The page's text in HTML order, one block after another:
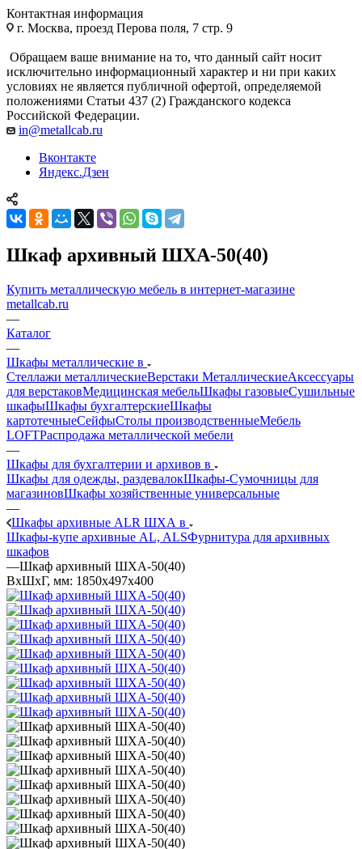
Контактная информация
г. Москва, проезд Перова поля, 7 стр. 9
Обращаем ваше внимание на то, что данный сайт носит
исключительно информационный характер и ни при каких
условиях не является публичной офертой, определяемой
положениями Статьи 437 (2) Гражданского кодекса
Российской Федерации.
in@metallcab.ru
Вконтакте
Яндекс.Дзен
Шкаф архивный ШХА-50(40)
Купить металлическую мебель в интернет-магазине
metallcab.ru
—
Каталог
—
Шкафы металлические в
Стеллажи металлическиеВерстаки МеталлическиеАксессуары
для верстаковМедицинская мебельШкафы газовыеСушильные
шкафыШкафы бухгалтерскиеШкафы
картотечныеСейфыСтолы производственныеМебель
LOFTРаспродажа металлической мебели
—
Шкафы для бухгалтерии и архивов в
Шкафы для одежды, раздевалокШкафы-Сумочницы для
магазиновШкафы хозяйственные универсальные
—
Шкафы архивные ALR ШХА в
Шкафы-купе архивные AL, ALSФурнитура для архивных
шкафов
—Шкаф архивный ШХА-50(40)
ВхШхГ, мм: 1850x497x400